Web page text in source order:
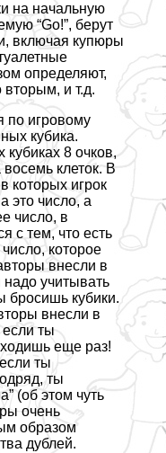
на начальную
“Go!”, берут
включая купюры
определяют,
вторым, и т.д.
по игровому
кубика.
8 очков,
восемь клеток. В
которых игрок
это число, а
число, в
с тем, что есть
которое
внесли в
надо учитывать
бросишь кубики.
внесли в
ты
еще раз!
ты
ты
(об этом чуть
очень
образом
дублей.